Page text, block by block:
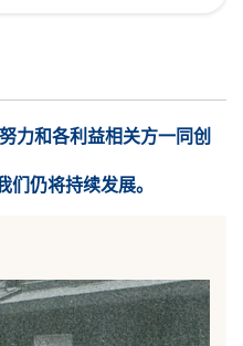
力和各利益相关方一同创
们仍将持续发展。